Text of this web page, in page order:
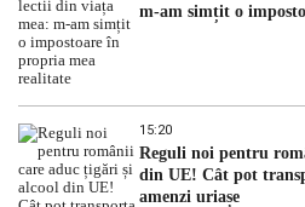
m-am simțit o
15:20
Reguli noi pentru
din UE! Cât pot
amenzi uriașe